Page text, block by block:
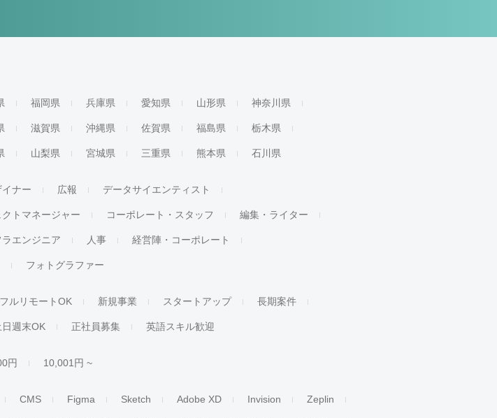
福岡県 兵庫県 愛知県 山形県 神奈川県
滋賀県 沖縄県 佐賀県 福島県 栃木県
山梨県 宮城県 三重県 熊本県 石川県
ナー 広報 データサイエンティスト
トマネージャー コーポレート・スタッフ 編集・ライター
ラエンジニア 人事 経営陣・コーポレート
フォトグラファー
フルリモートOK 新規事業 スタートアップ 長期案件
日週末OK 正社員募集 英語スキル歓迎
円 10,001円 ~
CMS Figma Sketch Adobe XD Invision Zeplin